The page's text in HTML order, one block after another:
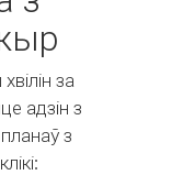
за
адзін з
з